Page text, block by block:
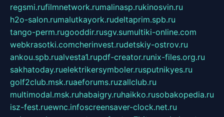
regsmi.rufilmnetwork.rumalinasp.rukinosvin.ru
h2o-salon.rumalutkayork.rudeltaprim.spb.ru
tango-perm.rugooddir.rusgv.sumultiki-online.com
webkrasotki.comcherinvest.rudetskiy-ostrov.ru
ankou.spb.rualvesta1.rupdf-creator.runix-files.org.ru
sakhatoday.ruelektrikersymboler.rusputnikyes.ru
golf2club.msk.ruaeforums.ruzallclub.ru
multimodal.msk.ruhabaigry.ruhaikko.rusobakopedia.ru
isz-fest.ruewnc.infoscreensaver-clock.net.ru